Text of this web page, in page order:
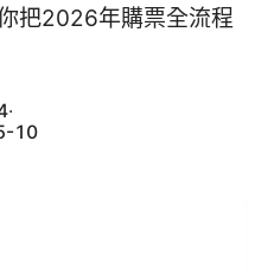
把2026年購票全流程
·
10